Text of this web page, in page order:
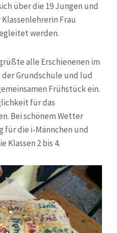
über die 19 Jungen und
Frau
werden.
alle Erschienenen im
Grundschule und lud
Frühstück ein.
für das
Bei schönem Wetter
für die i-Männchen und
Klassen 2 bis 4.